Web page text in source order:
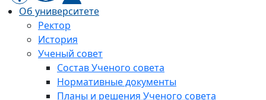
Об университете
Ректор
История
Ученый совет
Состав Ученого совета
Нормативные документы
Планы и решения Ученого совета